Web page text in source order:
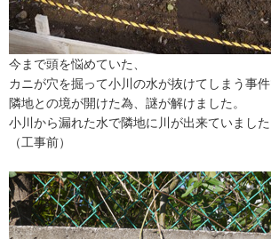
今まで頭を悩めていた、
カニが穴を掘って小川の水が抜けてしまう事件
隣地との境が開けた為、謎が解けました。
小川から漏れた水で隣地に川が出来ていました
（工事前）